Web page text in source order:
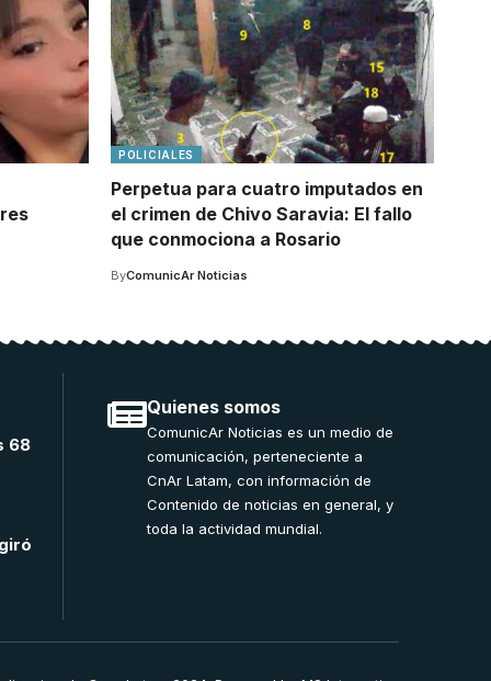
POLICIALES
Perpetua para cuatro imputados en
el crimen de Chivo Saravia: El fallo
que conmociona a Rosario
ByComunicAr Noticias
68
Quienes somos
ComunicAr Noticias es un medio de
comunicación, perteneciente a
CnAr Latam, con información de
Contenido de noticias en general, y
toda la actividad mundial.